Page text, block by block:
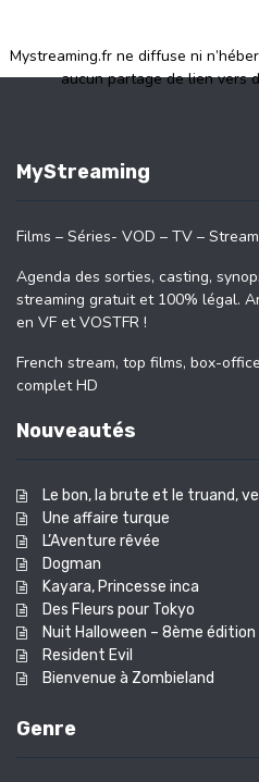
Mystreaming.fr ne diffuse ni
aucun partage de lien vers
MyStreaming
Films – Séries- VOD – TV –
Agenda des sorties, casting,
streaming gratuit et 100% légal.
en VF et VOSTFR !
French stream, top films, box-
complet HD
Nouveautés
Le bon, la brute et le truand,
Une affaire turque
L’Aventure rêvée
Dogman
Kayara, Princesse inca
Des Fleurs pour Tokyo
Nuit Halloween – 8ème édition
Resident Evil
Bienvenue à Zombieland
Genre